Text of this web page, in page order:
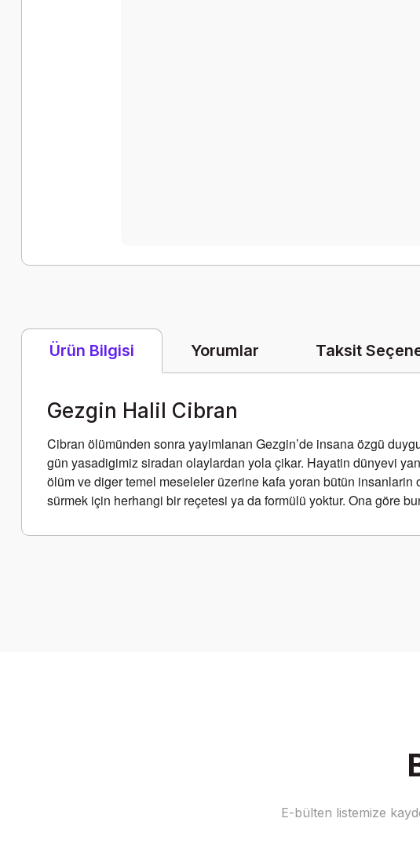
Ürün Bilgisi Yorumlar Taksit
Gezgin Halil Cibran
Cibran ölümünden sonra yayimlanan Gezgin’de insana özgü
gün yasadigimiz siradan olaylardan yola çikar. Hayatin dünyevi
ölüm ve diger temel meseleler üzerine kafa yoran bütün
sürmek için herhangi bir reçetesi ya da formülü yoktur. Ona göre
E-bülten listemize